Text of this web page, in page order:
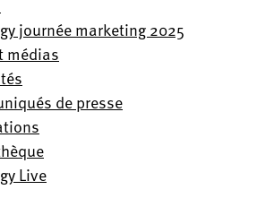
journée marketing 2025
médias
de presse
Live